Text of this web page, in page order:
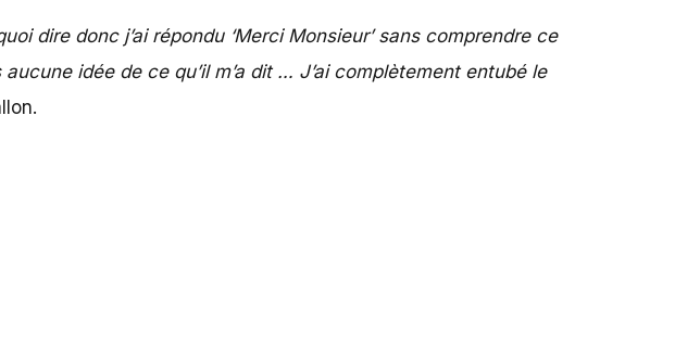
dire donc j’ai répondu ‘Merci Monsieur’ sans comprendre ce
idée de ce qu’il m’a dit … J’ai complètement entubé le